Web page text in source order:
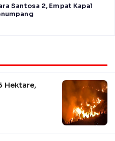
Santosa 2, Empat Kapal
Hektare,